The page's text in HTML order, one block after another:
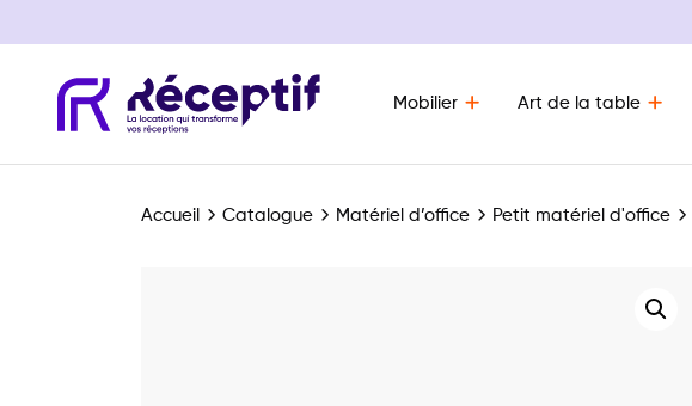
Navigation principale
Mobilier Art de la table
Accueil Catalogue Matériel d’office Petit matériel d'office